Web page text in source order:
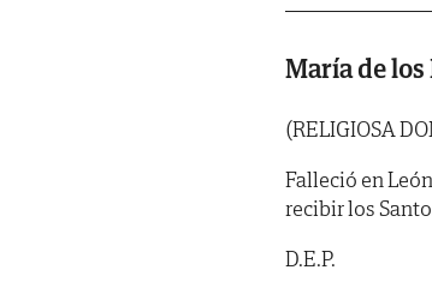
María de los
(RELIGIOSA
Falleció en
recibir los
D.E.P.